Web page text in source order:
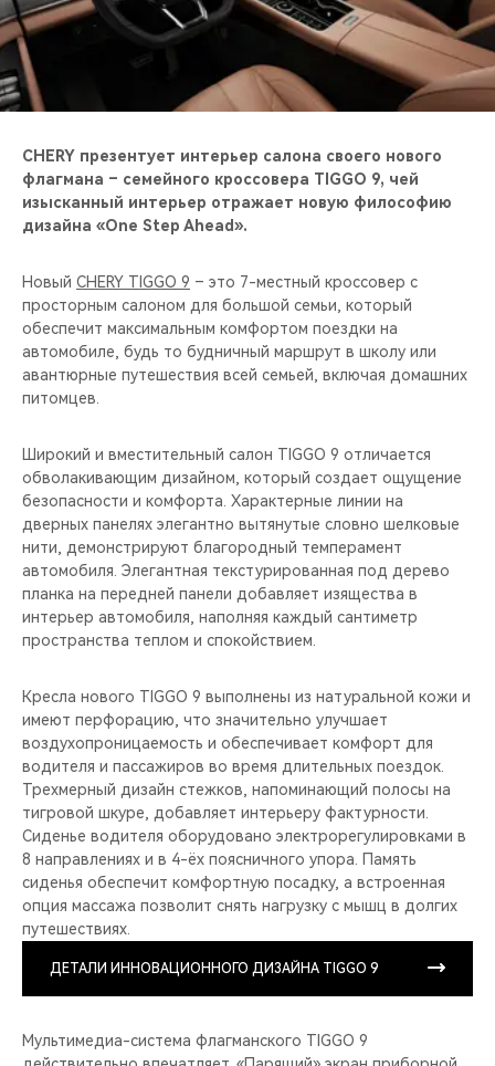
CHERY И СПОРТ
НАШИ МЕРОПРИЯТИЯ
ВИДЕООБЗОРЫ
CHERY ДЛЯ ДЕТЕЙ
CHERY презентует интерьер салона своего нового
флагмана – семейного кроссовера TIGGO 9, чей
изысканный интерьер отражает новую философию
дизайна «One Step Ahead».
Новый CHERY TIGGO 9 – это 7-местный кроссовер с
просторным салоном для большой семьи, который
обеспечит максимальным комфортом поездки на
автомобиле, будь то будничный маршрут в школу или
авантюрные путешествия всей семьей, включая домашних
питомцев.
Широкий и вместительный салон TIGGO 9 отличается
обволакивающим дизайном, который создает ощущение
безопасности и комфорта. Характерные линии на
дверных панелях элегантно вытянутые словно шелковые
нити, демонстрируют благородный темперамент
автомобиля. Элегантная текстурированная под дерево
планка на передней панели добавляет изящества в
интерьер автомобиля, наполняя каждый сантиметр
пространства теплом и спокойствием.
Кресла нового TIGGO 9 выполнены из натуральной кожи и
имеют перфорацию, что значительно улучшает
воздухопроницаемость и обеспечивает комфорт для
водителя и пассажиров во время длительных поездок.
Трехмерный дизайн стежков, напоминающий полосы на
тигровой шкуре, добавляет интерьеру фактурности.
Сиденье водителя оборудовано электрорегулировками в
8 направлениях и в 4-ёх поясничного упора. Память
сиденья обеспечит комфортную посадку, а встроенная
опция массажа позволит снять нагрузку с мышц в долгих
путешествиях.
ДЕТАЛИ ИННОВАЦИОННОГО ДИЗАЙНА TIGGO 9
Мультимедиа-система флагманского TIGGO 9